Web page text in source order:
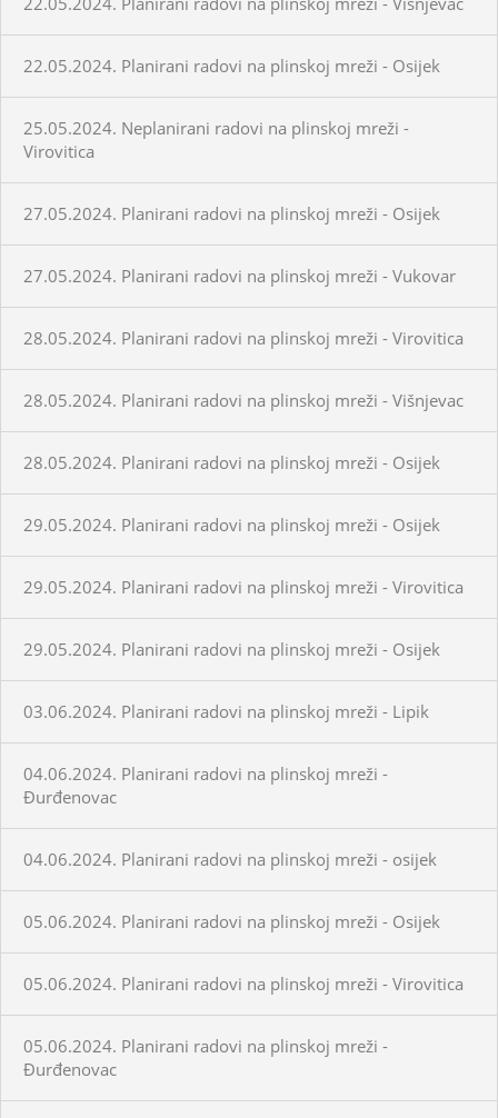
22.05.2024. Planirani radovi na plinskoj mreži - Osijek
25.05.2024. Neplanirani radovi na plinskoj mreži -
Virovitica
27.05.2024. Planirani radovi na plinskoj mreži - Osijek
27.05.2024. Planirani radovi na plinskoj mreži - Vukovar
28.05.2024. Planirani radovi na plinskoj mreži - Virovitica
28.05.2024. Planirani radovi na plinskoj mreži - Višnjevac
28.05.2024. Planirani radovi na plinskoj mreži - Osijek
29.05.2024. Planirani radovi na plinskoj mreži - Osijek
29.05.2024. Planirani radovi na plinskoj mreži - Virovitica
29.05.2024. Planirani radovi na plinskoj mreži - Osijek
03.06.2024. Planirani radovi na plinskoj mreži - Lipik
04.06.2024. Planirani radovi na plinskoj mreži -
Đurđenovac
04.06.2024. Planirani radovi na plinskoj mreži - osijek
05.06.2024. Planirani radovi na plinskoj mreži - Osijek
05.06.2024. Planirani radovi na plinskoj mreži - Virovitica
05.06.2024. Planirani radovi na plinskoj mreži -
Đurđenovac